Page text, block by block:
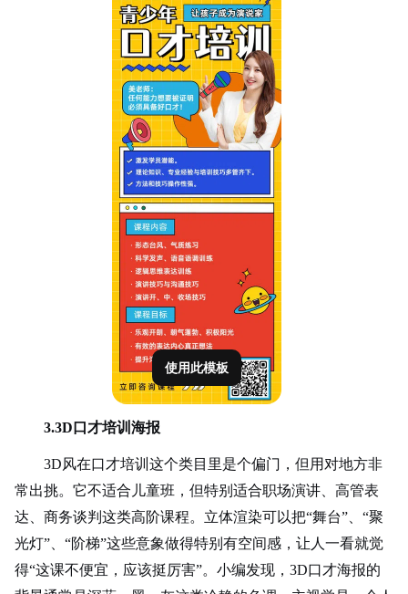
使用此模板
3.3D口才培训海报
3D风在口才培训这个类目里是个偏门，但用对地方非
常出挑。它不适合儿童班，但特别适合职场演讲、高管表
达、商务谈判这类高阶课程。立体渲染可以把“舞台”、“聚
光灯”、“阶梯”这些意象做得特别有空间感，让人一看就觉
得“这课不便宜，应该挺厉害”。小编发现，3D口才海报的